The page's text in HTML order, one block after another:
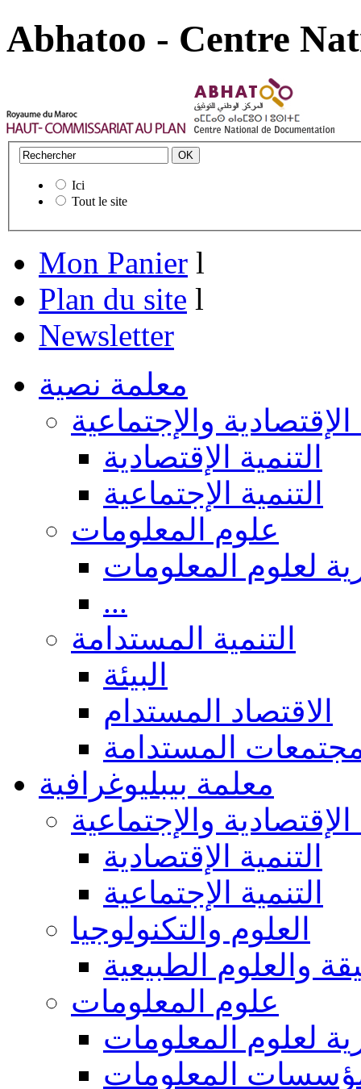
Abhatoo - Centre
Ici
Tout le site
Mon Panier l
Plan du site l
Newsletter
معلمة نصية
الإقتصادية والإجتماعية
التنمية الإقتصادية
التنمية الإجتماعية
علوم المعلومات
لعلوم المعلومات
...
التنمية المستدامة
البيئة
الاقتصاد المستدام
المستدامة
معلمة بيبليوغرافية
الإقتصادية والإجتماعية
التنمية الإقتصادية
التنمية الإجتماعية
العلوم والتكنولوجيا
والعلوم الطبيعية
علوم المعلومات
لعلوم المعلومات
المعلومات